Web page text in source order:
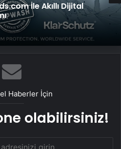
İle Akıllı Dijital
Haberler İçin
olabilirsiniz!